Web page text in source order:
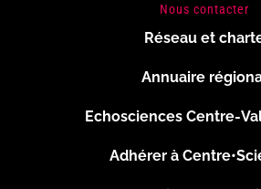
Nous contacter
Réseau et
Annuaire
Echosciences Centre-
Adhérer à